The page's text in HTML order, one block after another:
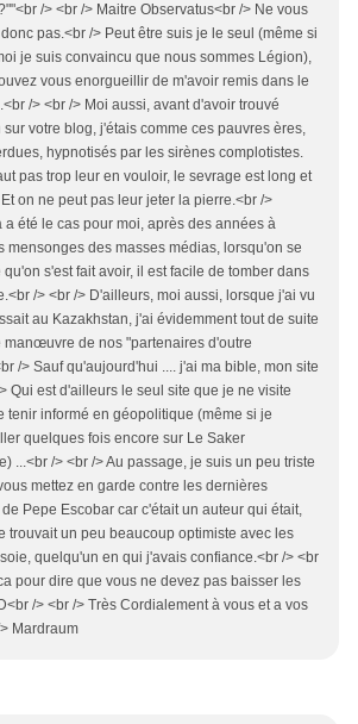
/> <br /> Maitre Observatus<br /> Ne vous
pas.<br /> Peut être suis je le seul (même si
je suis convaincu que nous sommes Légion),
vous enorgueillir de m'avoir remis dans le
/> <br /> Moi aussi, avant d'avoir trouvé
sur votre blog, j'étais comme ces pauvres ères,
hypnotisés par les sirènes complotistes.
pas trop leur en vouloir, le sevrage est long et
on ne peut pas leur jeter la pierre.<br />
a été le cas pour moi, après des années à
mensonges des masses médias, lorsqu'on se
s'est fait avoir, il est facile de tomber dans
/> <br /> D'ailleurs, moi aussi, lorsque j'ai vu
au Kazakhstan, j'ai évidemment tout de suite
manœuvre de nos "partenaires d'outre
/> Sauf qu'aujourd'hui .... j'ai ma bible, mon site
Qui est d'ailleurs le seul site que je ne visite
tenir informé en géopolitique (même si je
quelques fois encore sur Le Saker
...<br /> <br /> Au passage, je suis un peu triste
mettez en garde contre les dernières
Pepe Escobar car c'était un auteur qui était,
trouvait un peu beaucoup optimiste avec les
quelqu'un en qui j'avais confiance.<br /> <br
pour dire que vous ne devez pas baisser les
/> <br /> Très Cordialement à vous et a vos
Mardraum